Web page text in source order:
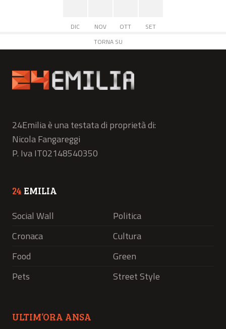
DIC NOV OTT
SET
TORNA SU
24Emilia è una testata di proprietà di:
Nicola Fangareggi
P. Iva IT02148540350
24 EMILIA
Social Wall
Politica
Cronaca
Cultura
Food
Green
Pets
Street Style
ULTIM’ORA ANSA